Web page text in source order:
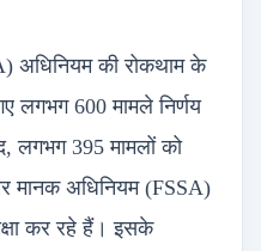
की रोकथाम के
लगभग 600 मामले निर्णय
लगभग 395 मामलों को
मानक अधिनियम (FSSA)
कर रहे हैं। इसके